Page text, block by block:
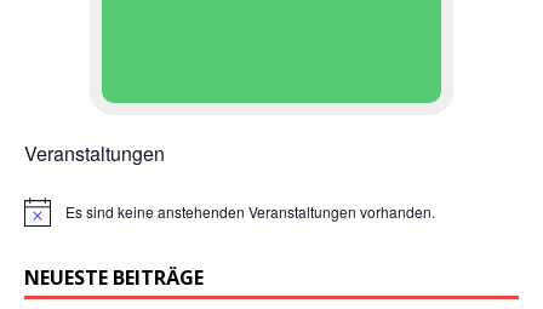
Veranstaltungen
H
w
e
Es sind keine anstehenden Veranstaltungen vorhanden.
NEUESTE BEITRÄGE